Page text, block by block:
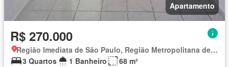
Apartamento
R$ 270.000
Região Imediata de São Paulo, Região Metropolitana de São Paulo
3 Quartos
1 Banheiro
68 m²